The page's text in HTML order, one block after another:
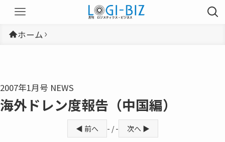
ホーム
2007年1月号 NEWS
海外ドレン度報告（中国編）
◀ 前へ - / - 次へ ▶